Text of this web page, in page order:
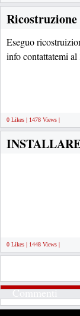
Eseguo
info contattatemi
0 Likes | 1478 Views |
0 Likes | 1448 Views |
Commenti